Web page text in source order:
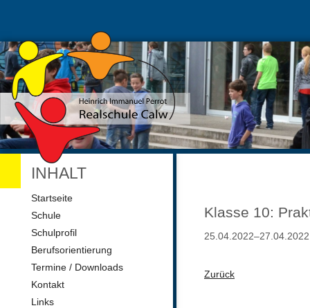
Klasse 10:
25.04.2022–27.04.2022
Zurück
INHALT
Navigation
Startseite
Schule
Schulprofil
Berufsorientierung
Termine / Downloads
Kontakt
Links